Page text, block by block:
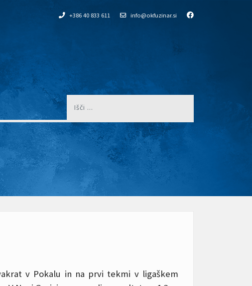
+386 40 833 611 info@okfuzinar.si
v Pokalu in na prvi tekmi v ligaškem